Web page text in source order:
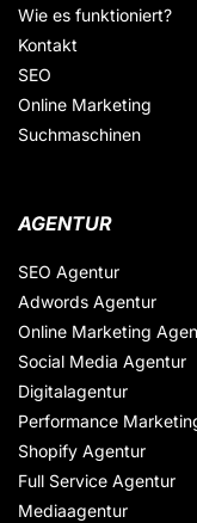
Wie es funktioniert?
Kontakt
SEO
Online Marketing
Suchmaschinen
AGENTUR
SEO Agentur
Adwords Agentur
Online Marketing
Social Media Agentur
Digitalagentur
Performance
Shopify Agentur
Full Service Agentur
Mediaagentur